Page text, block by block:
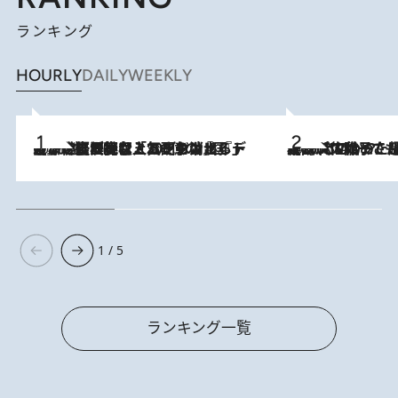
ランキング
HOURLYDAILYWEEKLY
2026.8.5
【なぜ吉沢亮は「気配を消せる」のか？】興行収入208億の『国宝』を経て挑むミュージカル『ディア・エヴァン・ハンセン』。トップ俳優が舞台上でさらけ出した“孤独”とは 2026.8.5
【阿川佐和子さんの年とる力】なぜ70代で始めた趣味は“こんなに楽しい”のか？ ピアノ、俳句…スランプに陥っても続けられる“ある秘訣”とは
1 / 5
ランキング一覧